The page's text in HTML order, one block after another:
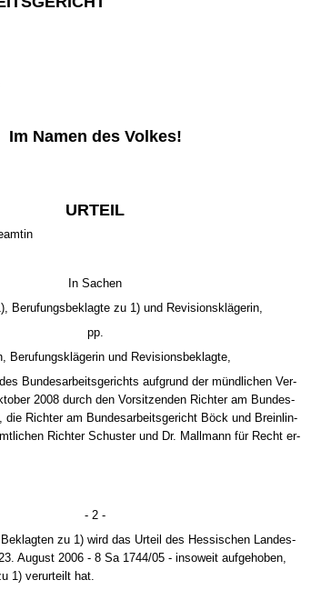
Im Na­men des Vol­kes!
UR­TEIL
In Sa­chen
Be­ru­fungs­be­klag­te zu 1) und Re­vi­si­onskläge­rin,
pp.
Be­ru­fungskläge­rin und Re­vi­si­ons­be­klag­te,
Bun­des­ar­beits­ge­richts auf­grund der münd­li­chen Ver­
2008 durch den Vor­sit­zen­den Rich­ter am Bun­des­
die Rich­ter am Bun­des­ar­beits­ge­richt Böck und Brein­lin­
Rich­ter Schus­ter und Dr. Mall­mann für Recht er­
- 2 -
zu 1) wird das Ur­teil des Hes­si­schen Lan­des­
Au­gust 2006 - 8 Sa 1744/05 - in­so­weit auf­ge­ho­ben,
1) ver­ur­teilt hat.